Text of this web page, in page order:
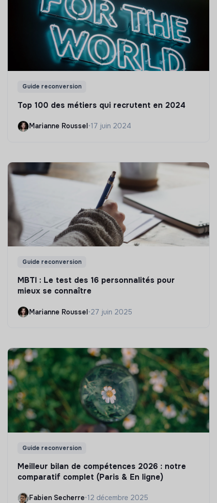
Guide reconversion
Top 100 des métiers qui recrutent en 2024
Marianne Roussel•17 juin 2024
Guide reconversion
MBTI : Le test des 16 personnalités pour
mieux se connaître
Marianne Roussel•27 juin 2025
Guide reconversion
Meilleur bilan de compétences 2026 : notre
comparatif complet (Paris & En ligne)
Fabien Secherre•12 décembre 2025